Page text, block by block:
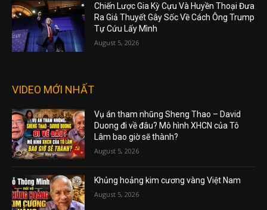
Chiến Lược Gia Kỳ Cựu Và Huyền Thoại Đưa
Ra Giả Thuyết Gây Sốc Về Cách Ông Trump
Tự Cứu Lấy Mình
August 5, 2026
VIDEO MỚI NHẤT
Vụ án tham nhũng Sheng Thao – David
Duong đi về đâu? Mô hình XHCN của Tô
Lâm bao giờ sẽ thành?
August 5, 2026
Khủng hoảng kim cương vàng Việt Nam
August 5, 2026